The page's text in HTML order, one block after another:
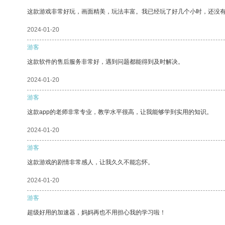
这款游戏非常好玩，画面精美，玩法丰富。我已经玩了好几个小时，还没
2024-01-20
游客
这款软件的售后服务非常好，遇到问题都能得到及时解决。
2024-01-20
游客
这款app的老师非常专业，教学水平很高，让我能够学到实用的知识。
2024-01-20
游客
这款游戏的剧情非常感人，让我久久不能忘怀。
2024-01-20
游客
超级好用的加速器，妈妈再也不用担心我的学习啦！